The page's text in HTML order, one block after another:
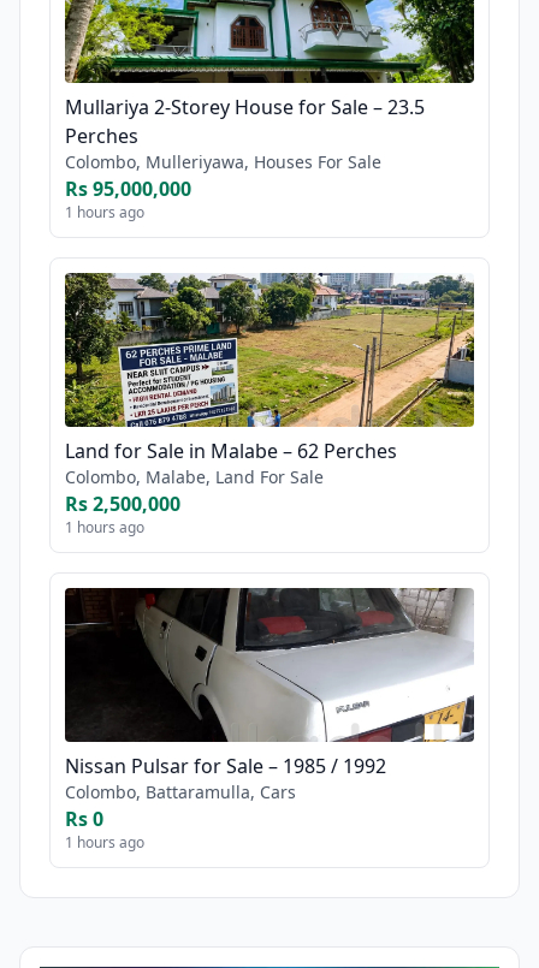
Mullariya 2-Storey House for Sale – 23.5
Perches
Colombo, Mulleriyawa, Houses For Sale
Rs 95,000,000
1 hours ago
Land for Sale in Malabe – 62 Perches
Colombo, Malabe, Land For Sale
Rs 2,500,000
1 hours ago
Nissan Pulsar for Sale – 1985 / 1992
Colombo, Battaramulla, Cars
Rs 0
1 hours ago